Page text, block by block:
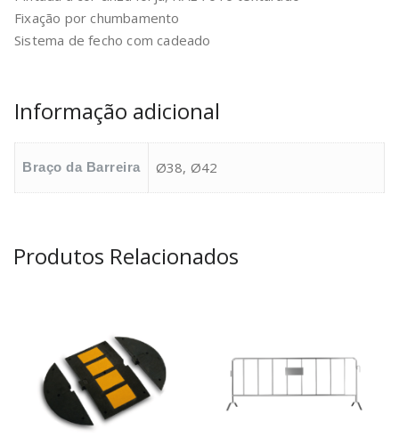
Fixação por chumbamento
Sistema de fecho com cadeado
Informação adicional
Braço da Barreira Ø38, Ø42
Produtos Relacionados